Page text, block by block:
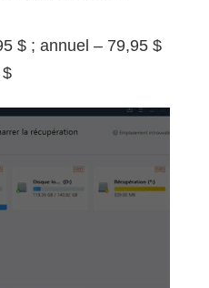
$ ; annuel – 79,95 $